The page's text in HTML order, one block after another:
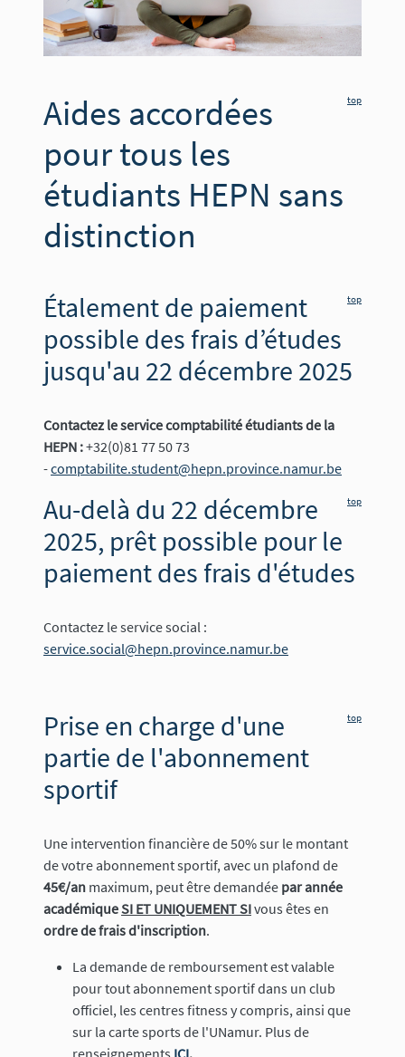
top
Aides accordées
pour tous les
étudiants HEPN sans
distinction
top
Étalement de paiement
possible des frais d’études
jusqu'au 22 décembre 2025
Contactez le service comptabilité étudiants de la
HEPN :+32(0)81 77 50 73
-comptabilite.student@hepn.province.namur.be
top
Au-delà du 22 décembre
2025, prêt possible pour le
paiement des frais d'études
Contactez le service social :
service.social@hepn.province.namur.be
top
Prise en charge d'une
partie de l'abonnement
sportif
Une intervention financière de 50% sur le montant
de votre abonnement sportif, avec un plafond de
45€/an maximum, peut être demandée par année
académiqueSI ET UNIQUEMENT SIvous êtes en
ordre de frais d'inscription.
La demande de remboursement est valable
pour tout abonnement sportif dans un club
officiel, les centres fitness y compris, ainsi que
sur la carte sports de l'UNamur. Plus de
renseignements ICI.